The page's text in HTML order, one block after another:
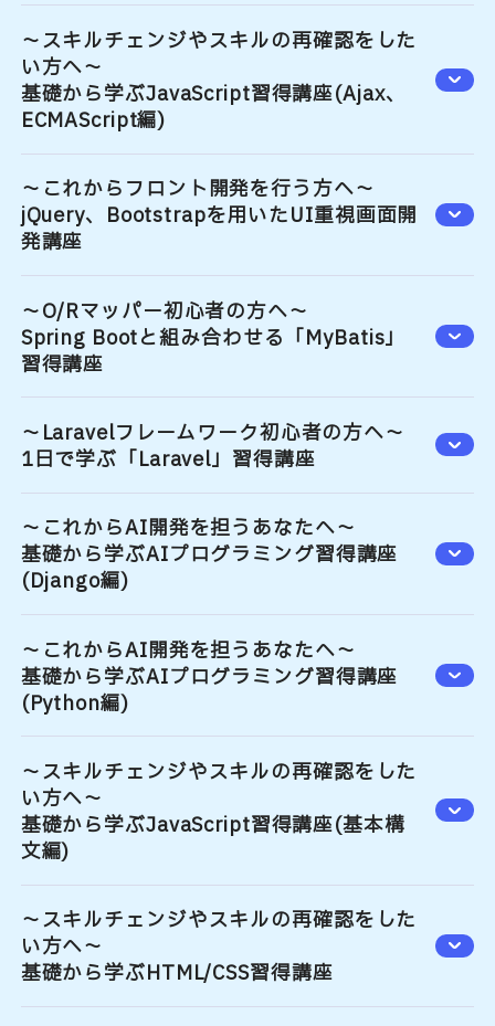
～スキルチェンジやスキルの再確認をした
い方へ～
基礎から学ぶJavaScript習得講座(Ajax、
ECMAScript編)
～これからフロント開発を行う方へ～
jQuery、Bootstrapを用いたUI重視画面開
発講座
〜O/Rマッパー初心者の方へ〜
Spring Bootと組み合わせる「MyBatis」
習得講座
～Laravelフレームワーク初心者の方へ～
1日で学ぶ「Laravel」習得講座
～これからAI開発を担うあなたへ～
基礎から学ぶAIプログラミング習得講座
(Django編)
～これからAI開発を担うあなたへ～
基礎から学ぶAIプログラミング習得講座
(Python編)
～スキルチェンジやスキルの再確認をした
い方へ～
基礎から学ぶJavaScript習得講座(基本構
文編)
～スキルチェンジやスキルの再確認をした
い方へ～
基礎から学ぶHTML/CSS習得講座